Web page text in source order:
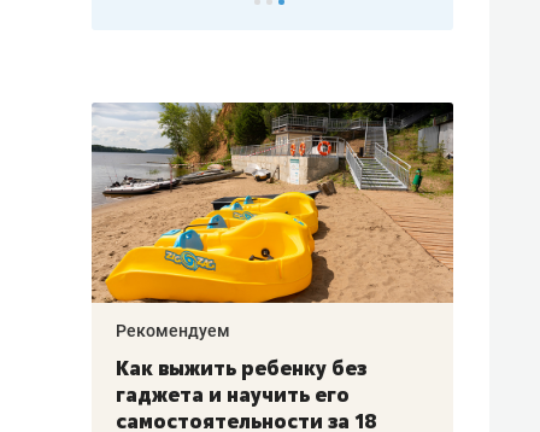
–
Рекомендуем
Как выжить ребенку без
гаджета и научить его
самостоятельности за 18